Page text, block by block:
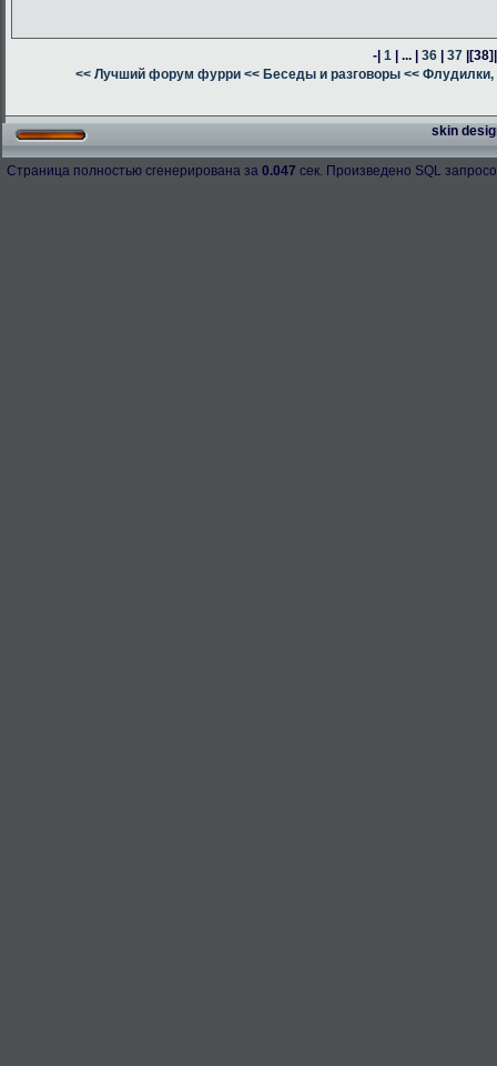
-| 1 | ... | 36 | 37 |[38]
<< Лучший форум фурри << Беседы и разговоры << Флудилки,
skin
Страница полностью сгенерирована за 0.047 сек. Произведено SQL